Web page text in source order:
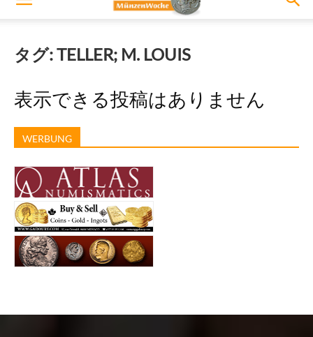
タグ: TELLER; M. LOUIS
表示できる投稿はありません
WERBUNG